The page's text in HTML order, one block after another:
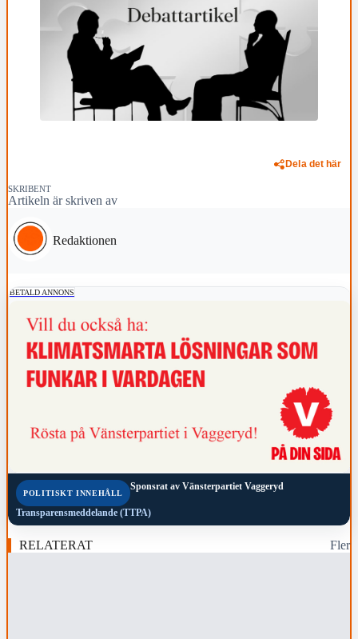
Dela det här
SKRIBENT
Artikeln är skriven av
Redaktionen
BETALD ANNONS
POLITISKT INNEHÅLL
Sponsrat av Vänsterpartiet Vaggeryd
Transparensmeddelande (TTPA)
RELATERAT Fler